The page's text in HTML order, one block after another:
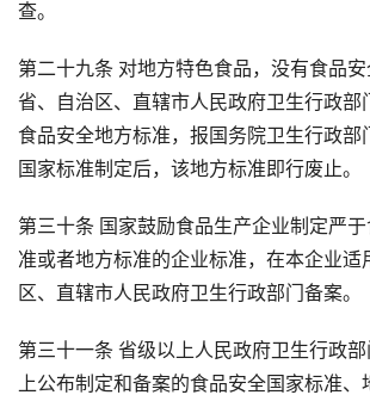
查。
第二十九条 对地方特色食品，没有食品安
省、自治区、直辖市人民政府卫生行政部
食品安全地方标准，报国务院卫生行政部
国家标准制定后，该地方标准即行废止。
第三十条 国家鼓励食品生产企业制定严
准或者地方标准的企业标准，在本企业适
区、直辖市人民政府卫生行政部门备案。
第三十一条 省级以上人民政府卫生行政
上公布制定和备案的食品安全国家标准